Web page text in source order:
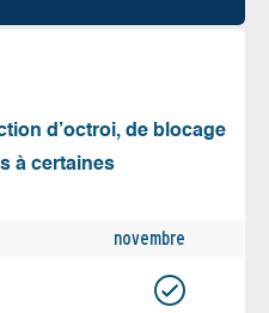
d’octroi, de blocage
à certaines
novembre